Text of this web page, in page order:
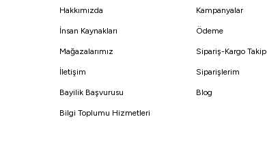
Hakkımızda
İnsan Kaynakları
Mağazalarımız
İletişim
Bayilik Başvurusu
Bilgi Toplumu Hizmetleri
Kampanyalar
Ödeme
Sipariş-Kargo Takip
Siparişlerim
Blog